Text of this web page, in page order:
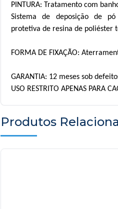
PINTURA: Tratamento com
Sistema de deposição de
protetiva de resina de poliéster
FORMA DE FIXAÇÃO:
GARANTIA: 12 meses sob
USO RESTRITO APENAS PARA
Produtos